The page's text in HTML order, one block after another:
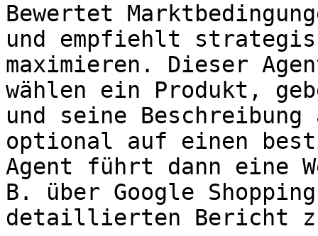
Bewertet
und empfiehlt
maximieren. Dieser
wählen ein Produkt,
und seine
optional auf einen
Agent führt dann eine
B. über Google
detaillierten Bericht